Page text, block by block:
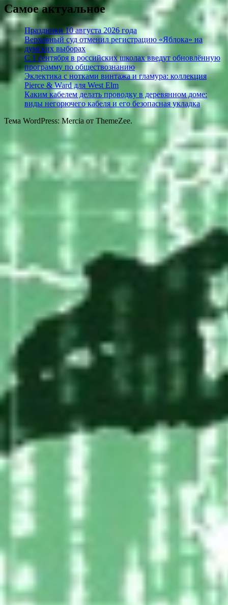
Самое актуальное
Праздники 10 августа 2026 года
Верховный суд отменил регистрацию «Яблока» на
думских выборах
С 1 сентября в российских школах введут обновлённую
программу по обществознанию
Эклектика с нотками винтажа и гламура: коллекция
Pierce & Ward для West Elm
Каким кабелем делать проводку в деревянном доме:
виды негорючего кабеля и его безопасная укладка
Тема WordPress: Mercia от ThemeZee.